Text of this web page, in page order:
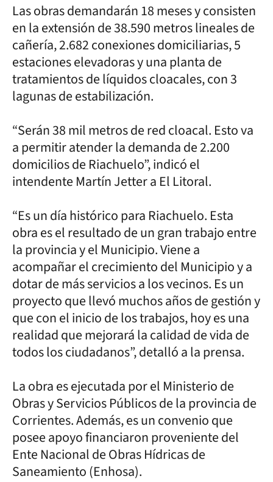
Las obras demandarán 18 meses y consisten
en la extensión de 38.590 metros lineales de
cañería, 2.682 conexiones domiciliarias, 5
estaciones elevadoras y una planta de
tratamientos de líquidos cloacales, con 3
lagunas de estabilización.
“Serán 38 mil metros de red cloacal. Esto va
a permitir atender la demanda de 2.200
domicilios de Riachuelo”, indicó el
intendente Martín Jetter a El Litoral.
“Es un día histórico para Riachuelo. Esta
obra es el resultado de un gran trabajo entre
la provincia y el Municipio. Viene a
acompañar el crecimiento del Municipio y a
dotar de más servicios a los vecinos. Es un
proyecto que llevó muchos años de gestión y
que con el inicio de los trabajos, hoy es una
realidad que mejorará la calidad de vida de
todos los ciudadanos”, detalló a la prensa.
La obra es ejecutada por el Ministerio de
Obras y Servicios Públicos de la provincia de
Corrientes. Además, es un convenio que
posee apoyo financiaron proveniente del
Ente Nacional de Obras Hídricas de
Saneamiento (Enhosa).